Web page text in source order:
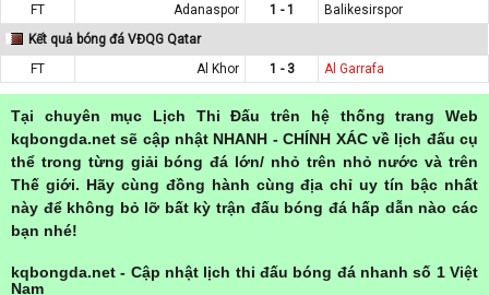
FT
Adanaspor 1 - 1
Balikesirspor
Kết quả bóng đá VĐQG Qatar
FT
Al Khor 1 - 3 Al Garrafa
Tại chuyên mục Lịch Thi Đấu trên hệ thống trang Web
kqbongda.net sẽ cập nhật NHANH - CHÍNH XÁC về lịch đấu cụ
thể trong từng giải bóng đá lớn/ nhỏ trên nhỏ nước và trên
Thế giới. Hãy cùng đồng hành cùng địa chỉ uy tín bậc nhất
này để không bỏ lỡ bất kỳ trận đấu bóng đá hấp dẫn nào các
bạn nhé!
kqbongda.net - Cập nhật lịch thi đấu bóng đá nhanh số 1 Việt
Nam